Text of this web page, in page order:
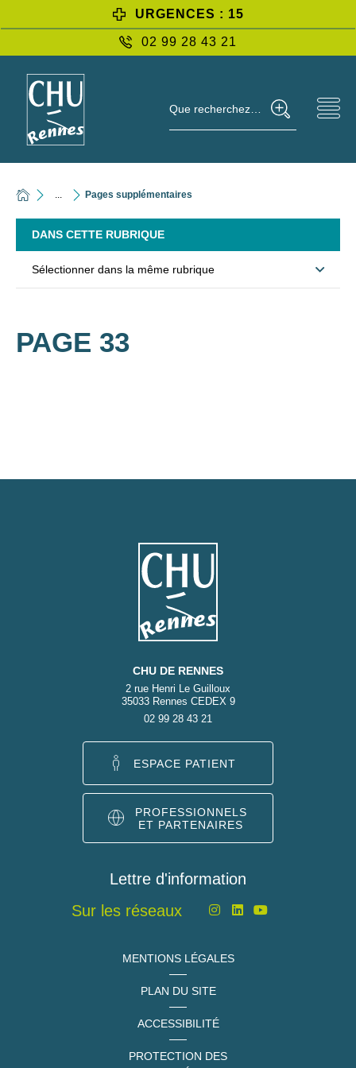
URGENCES : 15
02 99 28 43 21
Que recherchez-vous ?
... Pages supplémentaires
DANS CETTE RUBRIQUE
Sélectionner dans la même rubrique
PAGE 33
CHU DE RENNES
2 rue Henri Le Guilloux
35033 Rennes CEDEX 9
02 99 28 43 21
ESPACE PATIENT
PROFESSIONNELS
ET PARTENAIRES
Lettre d'information
Sur les réseaux
MENTIONS LÉGALES
PLAN DU SITE
ACCESSIBILITÉ
PROTECTION DES